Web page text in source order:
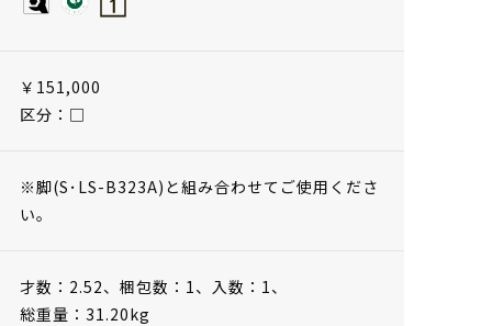
￥151,000
区分：□
※脚(S･LS-B323A)と組み合わせてご使用くださ
い。
才数：2.52、 梱包数：1、 入数：1、
総重量：31.20kg